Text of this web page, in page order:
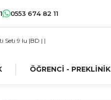
0553 674 82 11
ÖĞRENCİ - PREKLİNİK